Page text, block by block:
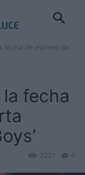
fecha de estreno de
fecha
0
2221